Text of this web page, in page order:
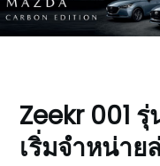
Zeekr 001
เริ่มจำหน่าย